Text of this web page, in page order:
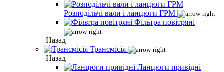
Розподільчі вали і ланцюги ГРМ
Фільтра повітряні
Назад
Трансмісія
Назад
Ланцюги привідні